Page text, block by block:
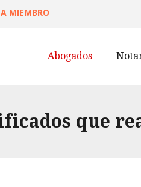
MIEMBRO
Abogados
que